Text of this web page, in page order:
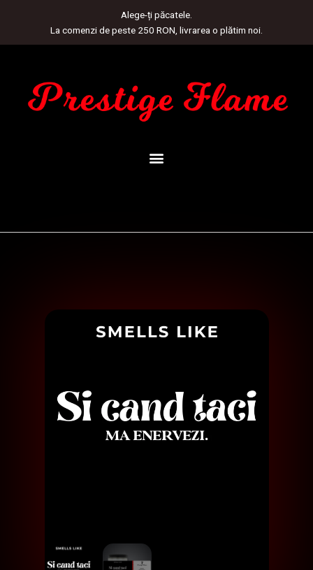
Alege-ți păcatele.
La comenzi de peste 250 RON, livrarea o plătim noi.